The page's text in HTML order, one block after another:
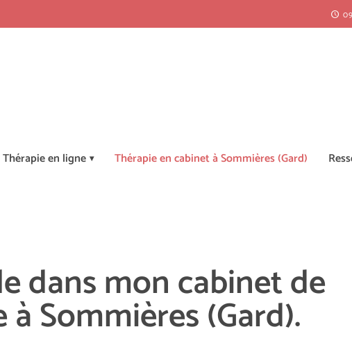
Thérapie en ligne Thérapie en cabinet à Sommières (Gard)
dans mon cabinet de
Sommières (Gard).